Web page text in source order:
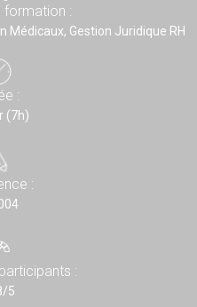
formation :
Médicaux, Gestion Juridique RH
:
(7h)
:
:
5